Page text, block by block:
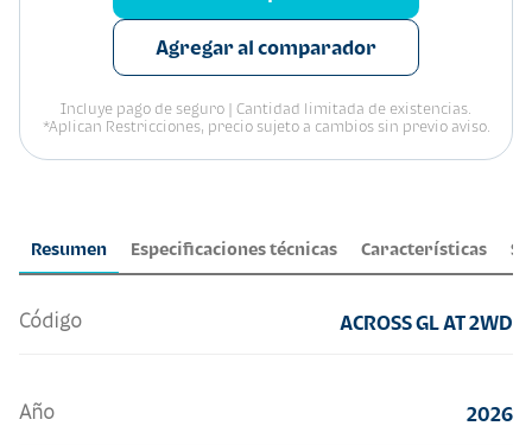
Resumen Especificaciones técnicas Características
Código ACROSS GL AT 2WD
Año 2026
Agregar al comparador
Incluye pago de seguro | Cantidad limitada de existencias.
*Aplican Restricciones, precio sujeto a cambios sin previo aviso.